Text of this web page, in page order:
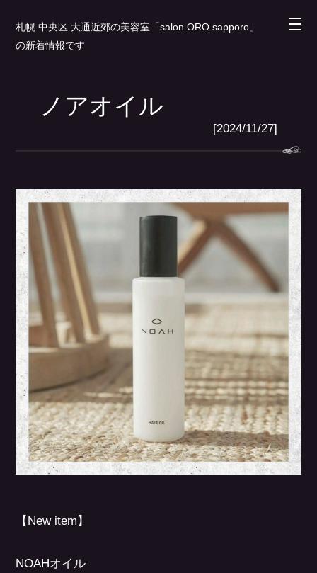
札幌 中央区 大通近郊の美容室「salon ORO sapporo」
の新着情報です
ノアオイル
[2024/11/27]
【New item】
NOAHオイル